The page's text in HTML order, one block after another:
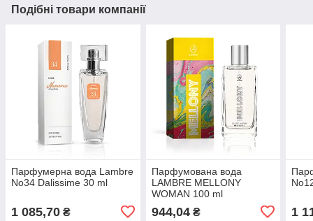
Подібні товари компанії
Парфумерна вода Lambre
No34 Dalissime 30 ml
1 085,70 ₴
Парфумована вода
LAMBRE MELLONY
WOMAN 100 ml
944,04₴ 1